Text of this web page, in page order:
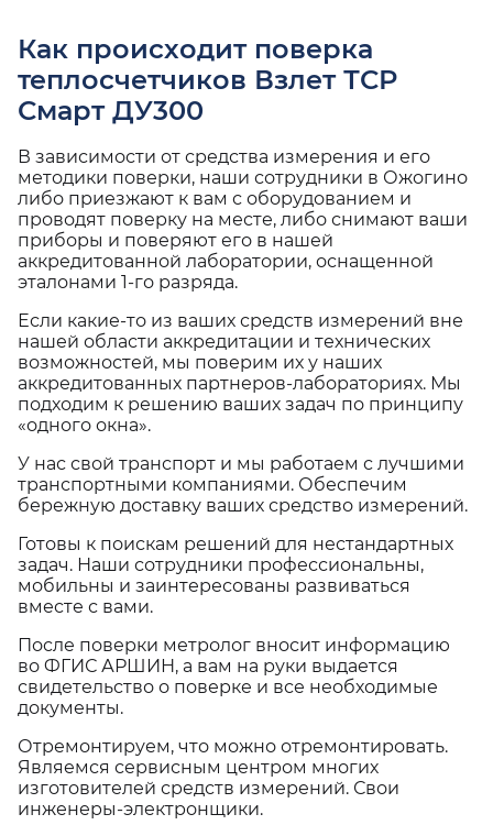
Как происходит поверка
теплосчетчиков Взлет ТСР
Смарт ДУ300
В зависимости от средства измерения и его
методики поверки, наши сотрудники в Ожогино
либо приезжают к вам с оборудованием и
проводят поверку на месте, либо снимают ваши
приборы и поверяют его в нашей
аккредитованной лаборатории, оснащенной
эталонами 1-го разряда.
Если какие-то из ваших средств измерений вне
нашей области аккредитации и технических
возможностей, мы поверим их у наших
аккредитованных партнеров-лабораториях. Мы
подходим к решению ваших задач по принципу
«одного окна».
У нас свой транспорт и мы работаем с лучшими
транспортными компаниями. Обеспечим
бережную доставку ваших средство измерений.
Готовы к поискам решений для нестандартных
задач. Наши сотрудники профессиональны,
мобильны и заинтересованы развиваться
вместе с вами.
После поверки метролог вносит информацию
во ФГИС АРШИН, а вам на руки выдается
свидетельство о поверке и все необходимые
документы.
Отремонтируем, что можно отремонтировать.
Являемся сервисным центром многих
изготовителей средств измерений. Свои
инженеры-электронщики.